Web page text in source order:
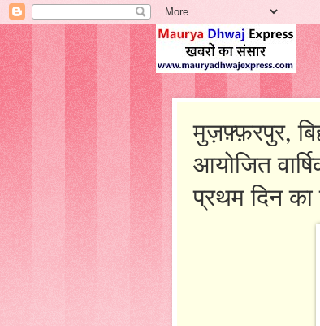
मुज़फ़्फ़रपुर,
आयोजित
प्रथम दिन का